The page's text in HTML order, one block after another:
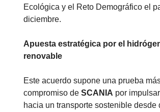
Ecológica y el Reto Demográfico el
diciembre.
Apuesta estratégica por el
renovable
Este acuerdo supone una prueba
compromiso de SCANIA por
hacia un transporte sostenible desde